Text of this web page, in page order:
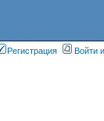
Регистрация
Войти